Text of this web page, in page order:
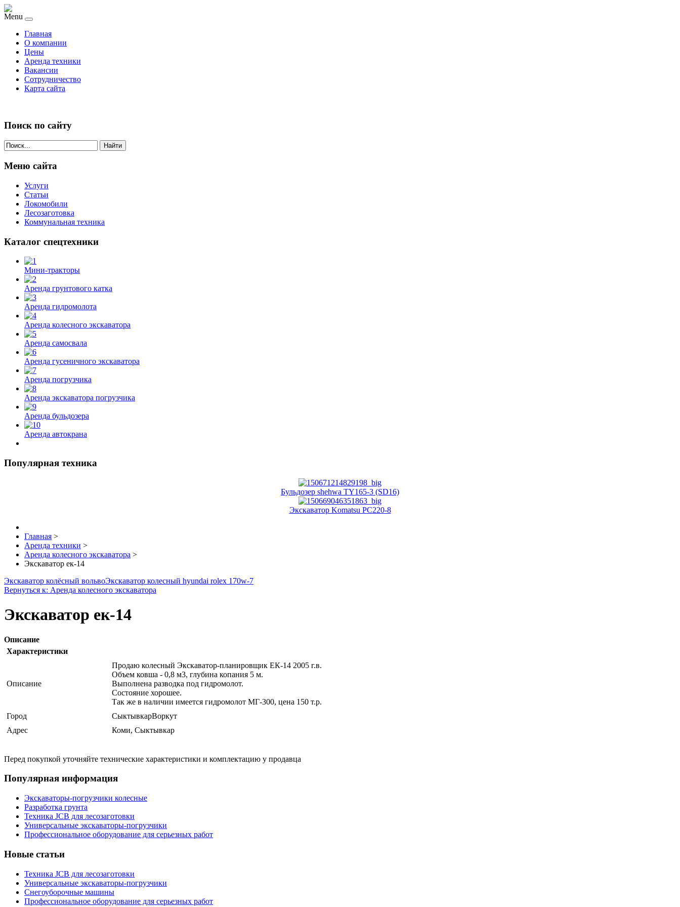
Menu
Главная
О компании
Цены
Аренда техники
Вакансии
Сотрудничество
Карта сайта
Поиск по сайту
Найти
Меню сайта
Услуги
Статьи
Локомобили
Лесозаготовка
Коммунальная техника
Каталог спецтехники
Мини-тракторы
Аренда грунтового катка
Аренда гидромолота
Аренда колесного экскаватора
Аренда самосвала
Аренда гусеничного экскаватора
Аренда погрузчика
Аренда экскаватора погрузчика
Аренда бульдозера
Аренда автокрана
Популярная техника
Бульдозер shehwa TY165-3 (SD16)
Экскаватор Komatsu PC220-8
Главная >
Аренда техники >
Аренда колесного экскаватора >
Экскаватор ек-14
Экскаватор колёсный вольвоЭкскаватор колесный hyundai rolex 170w-7
Вернуться к: Аренда колесного экскаватора
Экскаватор ек-14
Описание
Характеристики
Описание
Продаю колесный Экскаватор-планировщик ЕК-14 2005 г.в.
Объем ковша - 0,8 м3, глубина копания 5 м.
Выполнена разводка под гидромолот.
Состояние хорошее.
Так же в наличии имеется гидромолот МГ-300, цена 150 т.р.
Город
СыктывкарВоркут
Адрес
Коми, Сыктывкар
Перед покупкой уточняйте технические характеристики и комплектацию у продавца
Популярная информация
Экскаваторы-погрузчики колесные
Разработка грунта
Техника JCB для лесозаготовки
Универсальные экскаваторы-погрузчики
Профессиональное оборудование для серьезных работ
Новые статьи
Техника JCB для лесозаготовки
Универсальные экскаваторы-погрузчики
Снегоуборочные машины
Профессиональное оборудование для серьезных работ